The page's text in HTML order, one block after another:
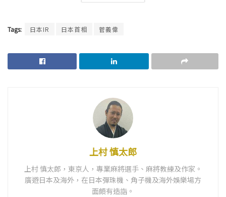
Tags: 日本IR 日本首相 菅義偉
上村 慎太郎
上村 慎太郎，東京人，專業麻將選手、麻將教練及作家。
廣遊日本及海外，在日本彈珠機、角子機及海外娛樂場方
面頗有造詣。